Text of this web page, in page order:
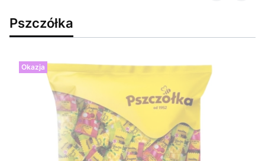
Pszczółka
Okazja